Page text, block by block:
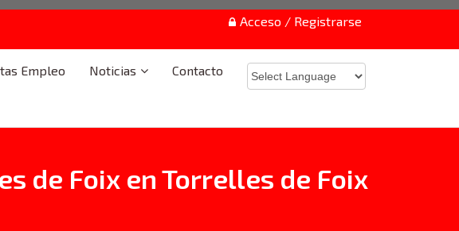
Acceso / Registrarse
Empleo Noticias Contacto
de Foix en Torrelles de Foix